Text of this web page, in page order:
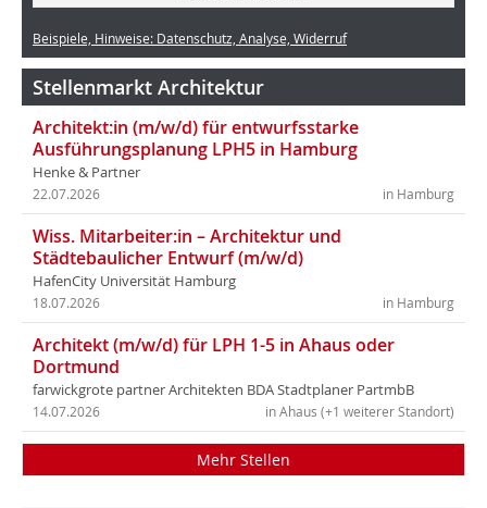
Beispiele, Hinweise: Datenschutz, Analyse, Widerruf
Stellenmarkt Architektur
Architekt:in (m/w/d) für entwurfsstarke
Ausführungsplanung LPH5 in Hamburg
Henke & Partner
in Hamburg
22.07.2026
Wiss. Mitarbeiter:in – Architektur und
Städtebaulicher Entwurf (m/w/d)
HafenCity Universität Hamburg
in Hamburg
18.07.2026
Architekt (m/w/d) für LPH 1-5 in Ahaus oder
Dortmund
farwickgrote partner Architekten BDA Stadtplaner PartmbB
in Ahaus (+1 weiterer Standort)
14.07.2026
Mehr Stellen